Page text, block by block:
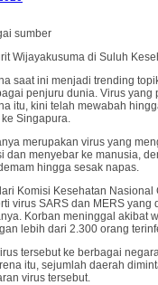
sumber
Wijayakusuma di Suluh
saat ini menjadi trending
penjuru dunia. Virus yang
itu, kini telah mewabah
Singapura.
merupakan virus yang
dan menyebar ke manusia,
hingga sesak napas.
Komisi Kesehatan Nasional
virus SARS dan MERS yang
Korban meninggal akibat
lebih dari 2.300 orang
tersebut ke berbagai
itu, sejumlah daerah
virus tersebut.